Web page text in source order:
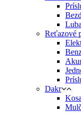
Reťazové
Dakr